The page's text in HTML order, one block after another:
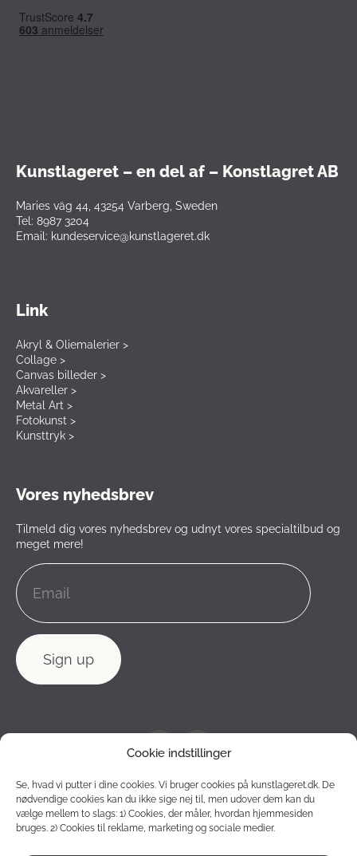
Cookie indstillinger
Se, hvad vi putter i dine cookies. Vi bruger cookies på kunstlageret.dk. De
nødvendige cookies kan du ikke sige nej til, men udover dem kan du
vælge mellem to slags: 1) Cookies, der måler, hvordan hjemmesiden
bruges. 2) Cookies til reklame, marketing og sociale medier.
Kunstlageret – en del af – Konstlagret AB
Maries väg 44, 43254 Varberg, Sweden
Tel: 8987 3204
Email: kundeservice@kunstlageret.dk
Link
Akryl & Oliemalerier >
Collage >
Canvas billeder >
Akvareller >
Metal Art >
Fotokunst >
Kunsttryk >
Vores nyhedsbrev
Tilmeld dig vores nyhedsbrev og udnyt vores specialtilbud og
meget mere!